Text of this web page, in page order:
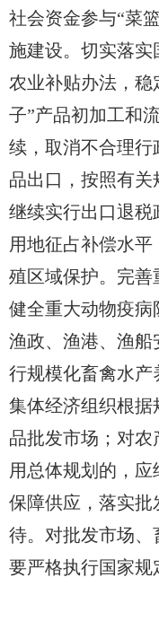
社会资金参与“菜
施建设。切实落
农业补贴办法，稳
子”产品初加工和
续，取消不合理行
品出口，按照有关
继续实行出口退税
用地征占补偿水
殖区域保护。完善
健全重大动物疫病
渔政、渔港、渔船
行规模化畜禽水
集体经济组织根
品批发市场；对农
用总体规划的，
保障供应，落实
待。对批发市场、
要严格执行国家规